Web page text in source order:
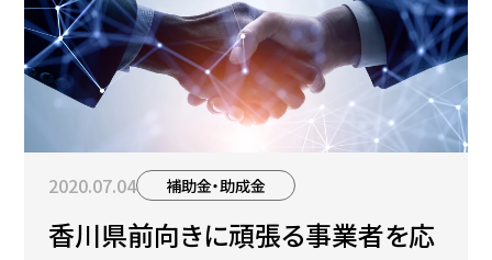
2020.07.04 補助金・助成金
香川県前向きに頑張る事業者を応